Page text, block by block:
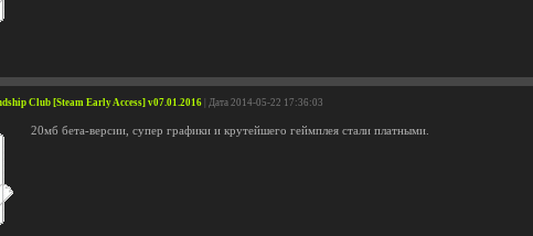
Club [Steam Early Access] v07.01.2016 | Дата 2014-05-22 17:36:03
20мб бета-версии, супер графики и крутейшего геймплея стали платными.